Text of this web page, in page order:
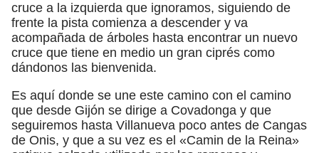
cruce a la izquierda que ignoramos, siguiendo de
frente la pista comienza a descender y va
acompañada de árboles hasta encontrar un nuevo
cruce que tiene en medio un gran ciprés como
dándonos las bienvenida.
Es aquí donde se une este camino con el camino
que desde Gijón se dirige a Covadonga y que
seguiremos hasta Villanueva poco antes de Cangas
de Onis, y que a su vez es el «Camin de la Reina»